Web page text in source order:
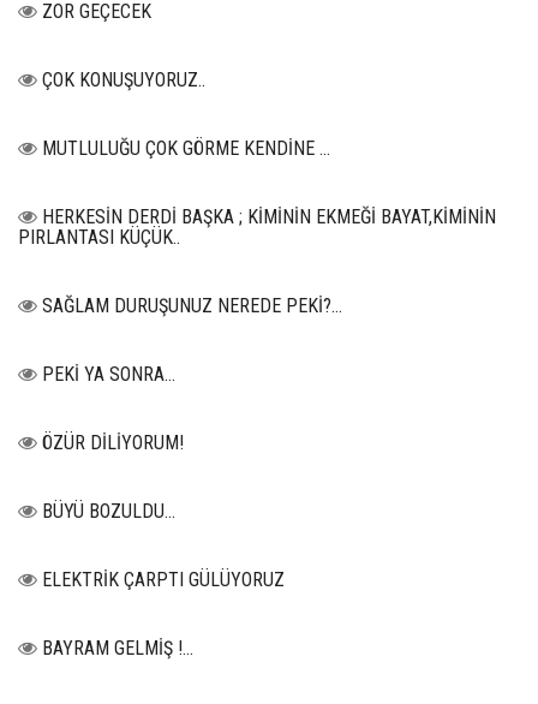
ZOR GEÇECEK
ÇOK KONUŞUYORUZ..
MUTLULUĞU ÇOK GÖRME KENDİNE …
HERKESİN DERDİ BAŞKA ; KİMİNİN EKMEĞİ BAYAT,KİMİNİN
PIRLANTASI KÜÇÜK..
SAĞLAM DURUŞUNUZ NEREDE PEKİ?...
PEKİ YA SONRA…
ÖZÜR DİLİYORUM!
BÜYÜ BOZULDU…
ELEKTRİK ÇARPTI GÜLÜYORUZ
BAYRAM GELMİŞ !...